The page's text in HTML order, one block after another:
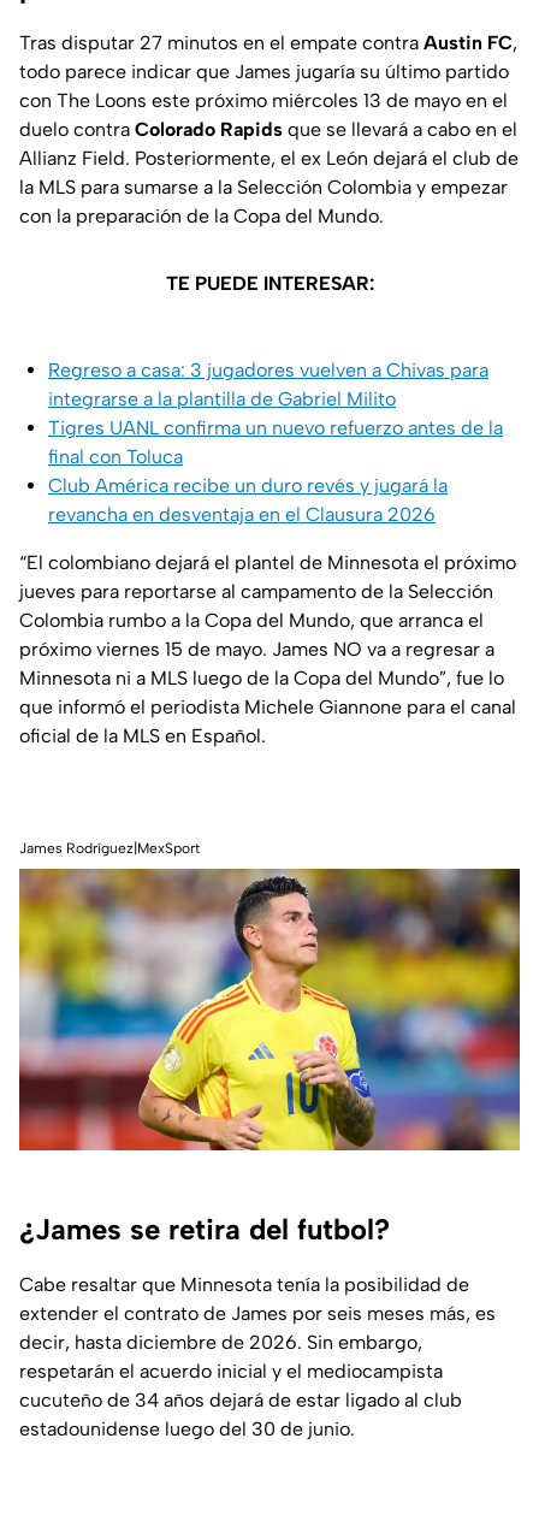
Tras disputar 27 minutos en el empate contra Austin FC,
todo parece indicar que James jugaría su último partido
con The Loons este próximo miércoles 13 de mayo en el
duelo contra Colorado Rapids que se llevará a cabo en el
Allianz Field. Posteriormente, el ex León dejará el club de
la MLS para sumarse a la Selección Colombia y empezar
con la preparación de la Copa del Mundo.
TE PUEDE INTERESAR:
Regreso a casa: 3 jugadores vuelven a Chivas para
integrarse a la plantilla de Gabriel Milito
Tigres UANL confirma un nuevo refuerzo antes de la
final con Toluca
Club América recibe un duro revés y jugará la
revancha en desventaja en el Clausura 2026
“El colombiano dejará el plantel de Minnesota el próximo
jueves para reportarse al campamento de la Selección
Colombia rumbo a la Copa del Mundo, que arranca el
próximo viernes 15 de mayo. James NO va a regresar a
Minnesota ni a MLS luego de la Copa del Mundo”, fue lo
que informó el periodista Michele Giannone para el canal
oficial de la MLS en Español.
James Rodríguez|MexSport
¿James se retira del futbol?
Cabe resaltar que Minnesota tenía la posibilidad de
extender el contrato de James por seis meses más, es
decir, hasta diciembre de 2026. Sin embargo,
respetarán el acuerdo inicial y el mediocampista
cucuteño de 34 años dejará de estar ligado al club
estadounidense luego del 30 de junio.